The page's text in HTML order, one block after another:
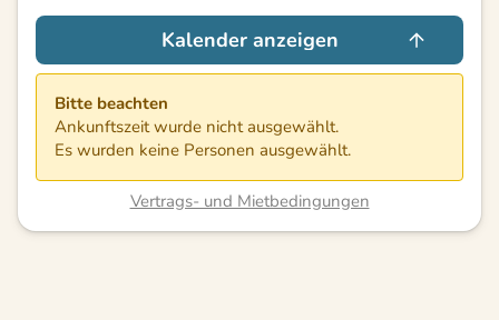
Kalender anzeigen
Bitte beachten
Ankunftszeit wurde nicht ausgewählt.
Es wurden keine Personen ausgewählt.
Vertrags- und Mietbedingungen